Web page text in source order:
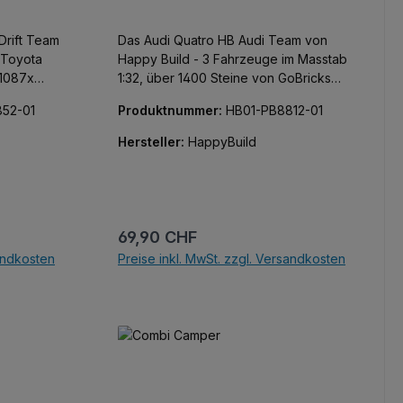
Team
und mit
den
dieser
für
im
01
Das Audi Quatro HB Audi Team von
Happy Build - 3 Fahrzeuge im Masstab
1:32, über 1400 Steine von GoBricks
man mehr? Achja, 163 Teile sind
bedruckt, keine Sticker! Wecke den
Walter Röhrl in Dir. Service Bus: 10.6 x
Produktnummer: HB01-PB8812-01
Hersteller: HappyBuild
Regulärer Preis:
69,90 CHF
Preise inkl. MwSt. zzgl. Versandkosten